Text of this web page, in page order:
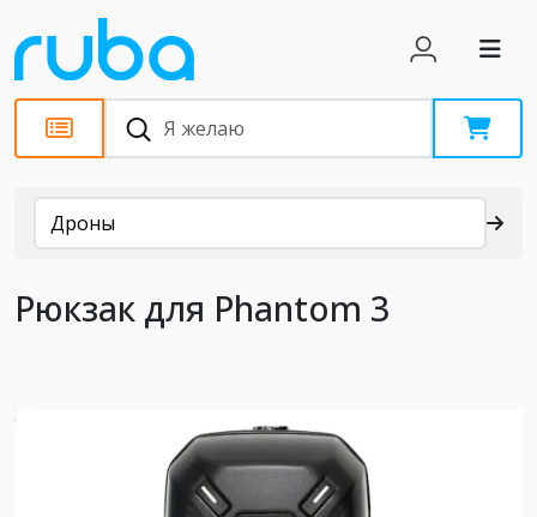
Каталог
Дроны
Рюкзак для Phantom 3